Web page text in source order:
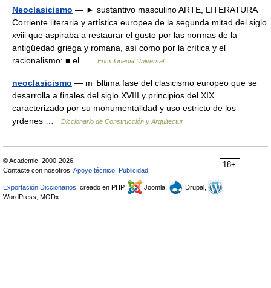
Neoclasicismo — ► sustantivo masculino ARTE, LITERATURA
Corriente literaria y artística europea de la segunda mitad del siglo
xviii que aspiraba a restaurar el gusto por las normas de la
antigüedad griega y romana, así como por la crítica y el
racionalismo: ■ el …
Enciclopedia Universal
neoclasicismo — m Ъltima fase del clasicismo europeo que se
desarrolla a finales del siglo XVIII y principios del XIX
caracterizado por su monumentalidad y uso estricto de los
уrdenes …
Diccionario de Construcción y Arquitectur
18+
© Academic, 2000-2026
Contacte con nosotros: Apoyo técnico Publicidad
Exportación Diccionarios , creado en PHP, Joomla,
Drupal,
WordPress, MODx.